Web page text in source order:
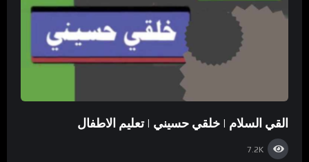
القي السلام | خلقي حسيني | تعليم الاطفال
7.2K